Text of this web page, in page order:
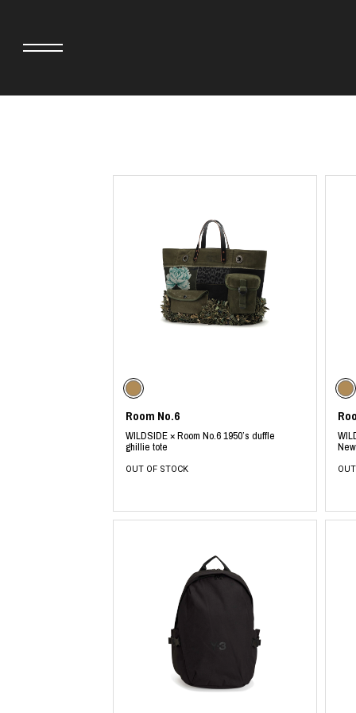
adidas originals × Song for the Mute
ANATOMICA
BE@RBRICK
BlackEyePatch
BLUE BLUE
BROSH
COW BOOKS
Dr.Martens
EYEFUNNY OBJECTS
F.C.Real Bristol
GELATO PIQUE
HOLLYWOOD RANCH MARKET
IZUMONSTER
一澤信三郎帆布
KANGOL
KidSuper
Kie Einzelganger
KNIT GANG COUNCIL
Landscape Products
LASTMAN
MOSS
Rocky
Room No.6
龍が如く ス
©︎SAINT
SPIEWAK
WILDSIDE
Room No.6
WILDSIDE × Room No.6 1950’s duffle
ghillie tote
OUT OF STOCK